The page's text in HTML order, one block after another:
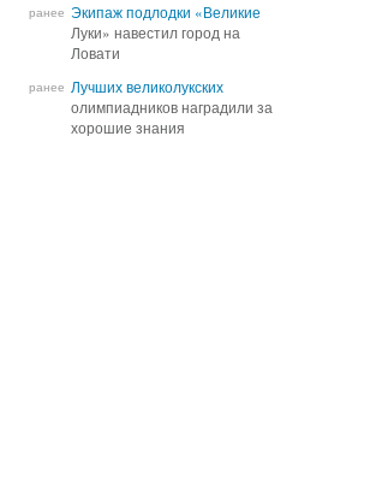
ранее Экипаж подлодки «Великие
Луки» навестил город на
Ловати
Экипаж подлодки «Великие
Луки» навестил город на
Ловати
ранее Лучших великолукских
олимпиадников наградили за
хорошие знания
Лучших великолукских
олимпиадников наградили за
хорошие знания